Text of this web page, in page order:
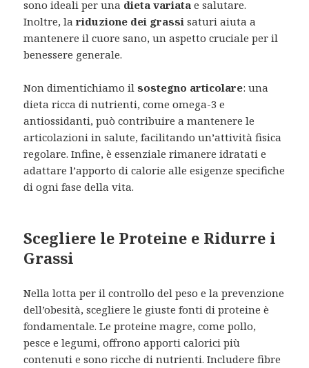
sono ideali per una dieta variata e salutare.
Inoltre, lariduzione dei grassi saturi aiuta a
mantenere il cuore sano, un aspetto cruciale per il
benessere generale.
Non dimentichiamo ilsostegno articolare: una
dieta ricca di nutrienti, come omega-3 e
antiossidanti, può contribuire a mantenere le
articolazioni in salute, facilitando un’attività fisica
regolare. Infine, è essenziale rimanere idratati e
adattare l’apporto di calorie alle esigenze specifiche
di ogni fase della vita.
Scegliere le Proteine e Ridurre i
Grassi
Nella lotta per il controllo del peso e la prevenzione
dell’obesità, scegliere le giuste fonti di proteine è
fondamentale. Le proteine magre, come pollo,
pesce e legumi, offrono apporti calorici più
contenuti e sono ricche di nutrienti. Includere fibre